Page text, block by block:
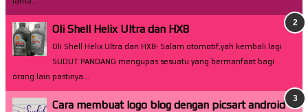
Oli Shell Helix Ultra dan HX8
Oli Shell Helix Ultra dan HX8- Salam otomotif,yah kembali lagi
SUDUT PANDANG mengupas sesuatu yang bermanfaat bagi
orang lain pastinya...
Cara membuat logo blog dengan picsart android